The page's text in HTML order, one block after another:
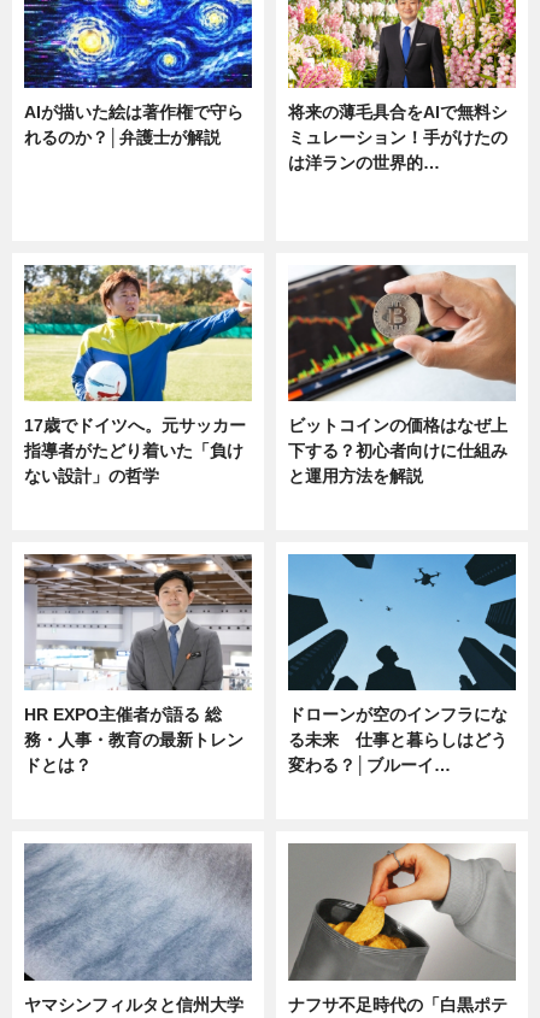
AIが描いた絵は著作権で守ら
れるのか？│弁護士が解説
将来の薄毛具合をAIで無料シ
ミュレーション！手がけたの
は洋ランの世界的…
17歳でドイツへ。元サッカー
指導者がたどり着いた「負け
ない設計」の哲学
ビットコインの価格はなぜ上
下する？初心者向けに仕組み
と運用方法を解説
HR EXPO主催者が語る 総
務・人事・教育の最新トレン
ドとは？
ドローンが空のインフラにな
る未来 仕事と暮らしはどう
変わる？│ブルーイ…
ヤマシンフィルタと信州大学
ナフサ不足時代の「白黒ポテ